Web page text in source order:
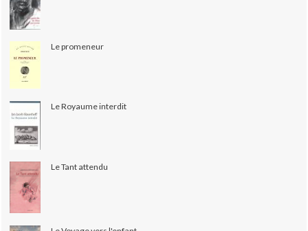
Le promeneur
Le Royaume interdit
Le Tant attendu